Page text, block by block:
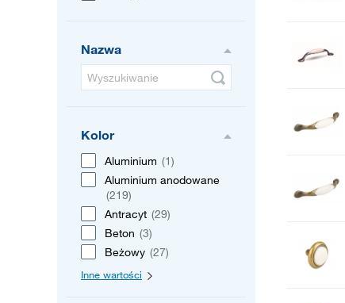
Nazwa
Kolor
Aluminium (1)
Aluminium anodowane
(219)
Antracyt (29)
Beton (3)
Beżowy (27)
Inne wartości